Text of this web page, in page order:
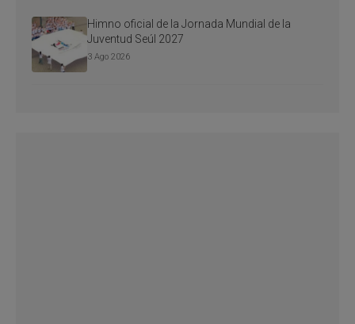
Himno oficial de la Jornada Mundial de la
Juventud Seúl 2027
3 Ago 2026